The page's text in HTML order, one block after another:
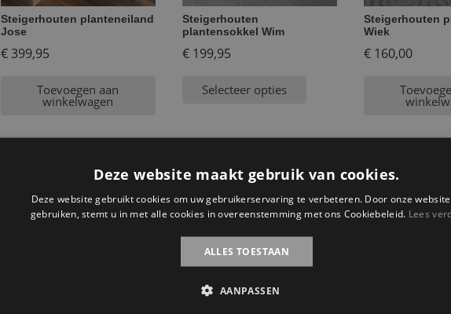
Steigerhouten planteneiland
Jose
€399,95
Toevoegen aan
winkelwagen
Steigerhouten
plantensokkel Wim
€199,95
Selecteer opties
Steigerhouten
Wiek
€160,00
Deze website maakt gebruik van cookies.
Deze website gebruikt cookies om uw gebruikerservaring te verbeteren. Door onze
gebruiken, stemt u in met alle cookies in overeenstemming met ons Cookiebeleid. Lees
ALLES TOESTAAN
AANPASSEN